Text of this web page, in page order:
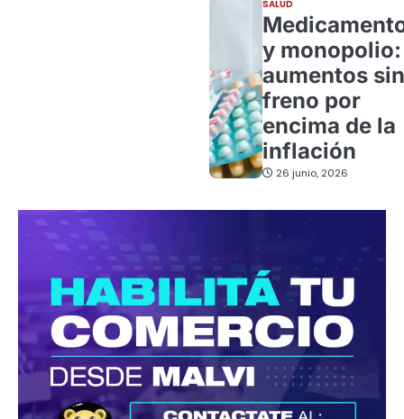
SALUD
y monopolio:
aumentos sin
freno por
encima de la
inflación
26 junio, 2026